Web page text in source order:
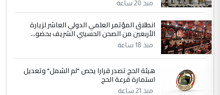
منذ 20 ساعة
انطلاق المؤتمر العلمي الدولي العاشر لزيارة
الأربعين من الصحن الحسيني الشريف بحضو...
منذ 18 ساعة
هيئة الحج تصدر قرارا يخص "لم الشمل" وتعديل
استمارة قرعة الحج
منذ 21 ساعة